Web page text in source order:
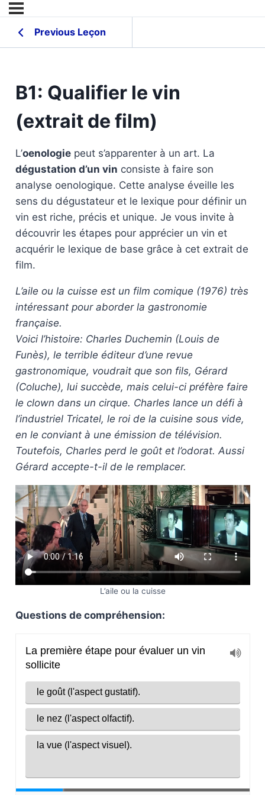
Previous Leçon
B1: Qualifier le vin
(extrait de film)
L’oenologiepeut s’apparenter à un art. La
dégustation d’un vin consiste à faire son
analyse oenologique. Cette analyse éveille les
sens du dégustateur et le lexique pour définir un
vin est riche, précis et unique. Je vous invite à
découvrir les étapes pour apprécier un vin et
acquérir le lexique de base grâce à cet extrait de
film.
L’aile ou la cuisse est un film comique (1976) très
intéressant pour aborder la gastronomie
française.
Voici l’histoire: Charles Duchemin (Louis de
Funès), le terrible éditeur d’une revue
gastronomique, voudrait que son fils, Gérard
(Coluche), lui succède, mais celui-ci préfère faire
le clown dans un cirque. Charles lance un défi à
l’industriel Tricatel, le roi de la cuisine sous vide,
en le conviant à une émission de télévision.
Toutefois, Charles perd le goût et l’odorat. Aussi
Gérard accepte-t-il de le remplacer.
L’aile ou la cuisse
Questions de compréhension: